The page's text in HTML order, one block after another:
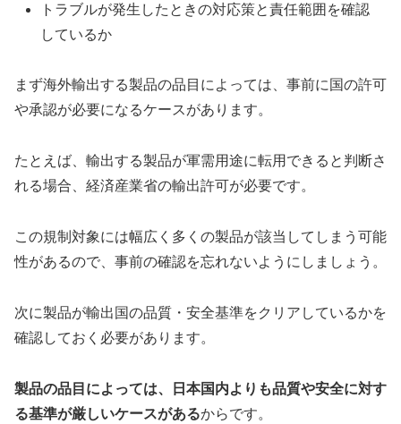
トラブルが発生したときの対応策と責任範囲を確認
しているか
まず海外輸出する製品の品目によっては、事前に国の許可
や承認が必要になるケースがあります。
たとえば、輸出する製品が軍需用途に転用できると判断さ
れる場合、経済産業省の輸出許可が必要です。
この規制対象には幅広く多くの製品が該当してしまう可能
性があるので、事前の確認を忘れないようにしましょう。
次に製品が輸出国の品質・安全基準をクリアしているかを
確認しておく必要があります。
製品の品目によっては、日本国内よりも品質や安全に対す
る基準が厳しいケースがあるからです。